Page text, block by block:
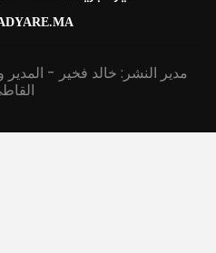
مدير النشر: خالد فخير -